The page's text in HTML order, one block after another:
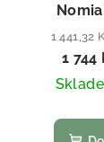
1 441,32
1 744